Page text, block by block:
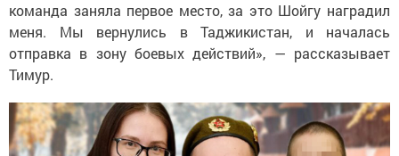
команда заняла первое место, за это Шойгу наградил
меня. Мы вернулись в Таджикистан, и началась
отправка в зону боевых действий», — рассказывает
Тимур.